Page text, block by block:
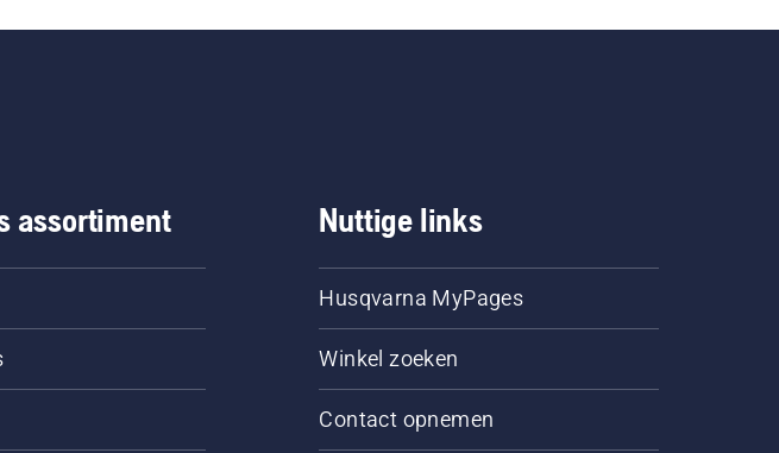
assortiment Nuttige links
Husqvarna MyPages
Winkel zoeken
Contact opnemen